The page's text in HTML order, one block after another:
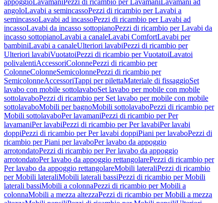
appoggioLavamaniPezzi di ricambio per LavamaniLavamani ad
angoloLavabi a semincassoPezzi di ricambio per Lavabi a
semincassoLavabi ad incassoPezzi di ricambio per Lavabi ad
incassoLavabi da incasso sottopianoPezzi di ricambio per Lavabi da
incasso sottopianoLavabi a canaleLavabi ComfortLavabi per
bambiniLavabi a canaleUlteriori lavabiPezzi di ricambio per
Ulteriori lavabiVuotatoiPezzi di ricambio per VuotatoiLavatoi
polivalentiAccessoriColonnePezzi di ricambio per
ColonneColonneSemicolonnePezzi di ricambio per
SemicolonneAccessoriTappi per pilettaMateriale di fissaggioSet
lavabo con mobile sottolavaboSet lavabo per mobile con mobile
sottolavaboPezzi di ricambio per Set lavabo per mobile con mobile
sottolavaboMobili per bagnoMobili sottolavaboPezzi di ricambio per
Mobili sottolavaboPer lavamaniPezzi di ricambio per Per
lavamaniPer lavabiPezzi di ricambio per Per lavabiPer lavabi
doppiPezzi di ricambio per Per lavabi doppiPiani per lavaboPezzi di
ricambio per Piani per lavaboPer lavabo da appoggio
arrotondatoPezzi di ricambio per Per lavabo da appoggio
arrotondatoPer lavabo da appoggio rettangolarePezzi di ricambio per
Per lavabo da appoggio rettangolareMobili lateraliPezzi di ricambio
per Mobili lateraliMobili laterali bassiPezzi di ricambio per Mobili
laterali bassiMobili a colonnaPezzi di ricambio per Mobili a
colonnaMobili a mezza altezzaPezzi di ricambio per Mobili a mezza